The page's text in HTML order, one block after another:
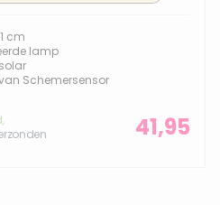
cm
lamp
Schemersensor
41,95